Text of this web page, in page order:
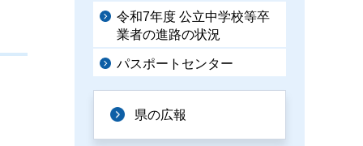
令和7年度 公立中学校等卒
業者の進路の状況
パスポートセンター
県の広報